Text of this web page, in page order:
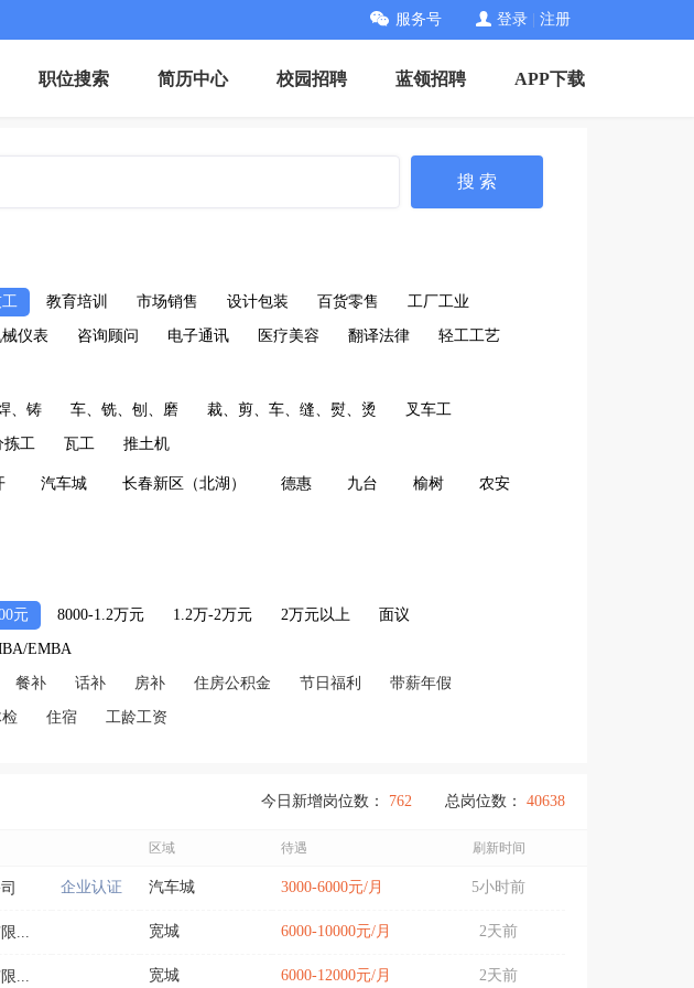
服务号 登录 注册
职位搜索 简历中心 校园招聘 蓝领招聘 APP下载
搜 索
教育培训 市场销售 设计包装 百货零售 工厂工业
仪表 咨询顾问 电子通讯 医疗美容 翻译法律 轻工工艺
、铸 车、铣、刨、磨 裁、剪、车、缝、熨、烫 叉车工
拣工 瓦工 推土机
汽车城 长春新区（北湖） 德惠 九台 榆树
农安
元 8000-1.2万元 1.2万-2万元 2万元以上 面议
EMBA
餐补 话补 房补 住房公积金 节日福利 带薪年假
住宿 工龄工资
总岗位数： 40638
今日新增岗位数： 762
区域 待遇 刷新时间
企业认证 汽车城 3000-6000元/月 5小时前
... 宽城 6000-10000元/月 2天前
... 宽城 6000-12000元/月 2天前